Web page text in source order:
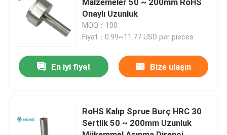
Kılavuz ayağı
İtici Pimler
Sprue Burç
Malzemeler 50 ~ 200mm RoHS
Onaylı Uzunluk
MOQ：100
Fiyat：0.99~11.77 USD per pieces
En iyi fiyat Bize ulaşın
RoHS Kalıp Sprue Burç HRC 30
Sertlik 50 ~ 200mm Uzunluk